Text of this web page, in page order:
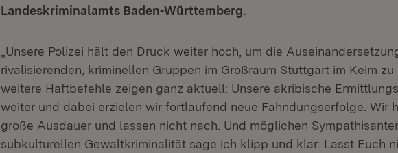
Landeskriminalamts Baden-Württemberg.
„Unsere Polizei hält den Druck weiter hoch, um die
rivalisierenden, kriminellen Gruppen im Großraum Stuttgart im Keim zu
weitere Haftbefehle zeigen ganz aktuell: Unsere akribische
weiter und dabei erzielen wir fortlaufend neue Fahndungserfolge. Wir
große Ausdauer und lassen nicht nach. Und möglichen
subkulturellen Gewaltkriminalität sage ich klipp und klar: Lasst Euch